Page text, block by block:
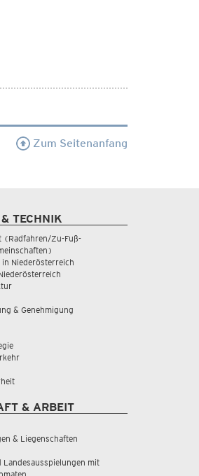
Zum Seitenanfang
TECHNIK
(Radfahren/Zu-Fuß-
Niederösterreich
& Genehmigung
& ARBEIT
& Liegenschaften
Landesausspielungen mit